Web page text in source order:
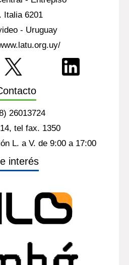
Italia 6201
- Uruguay
26013724
tel fax. 1350
L. a V. de 9:00 a 17:00
interés